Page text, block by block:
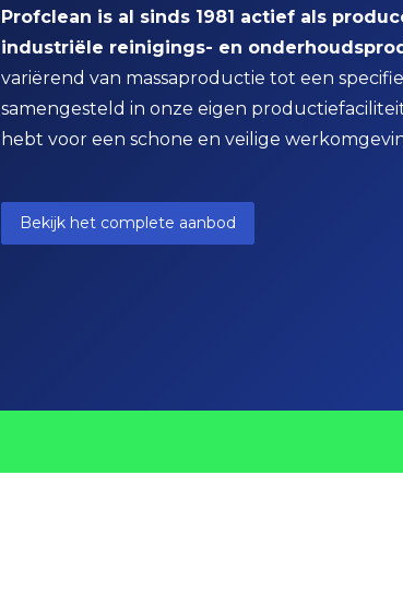
Profclean is al sinds 1981 actief als
industriële reinigings- en
variërend van massaproductie tot een
samengesteld in onze eigen
hebt voor een schone en veilige
Bekijk het complete aanbod